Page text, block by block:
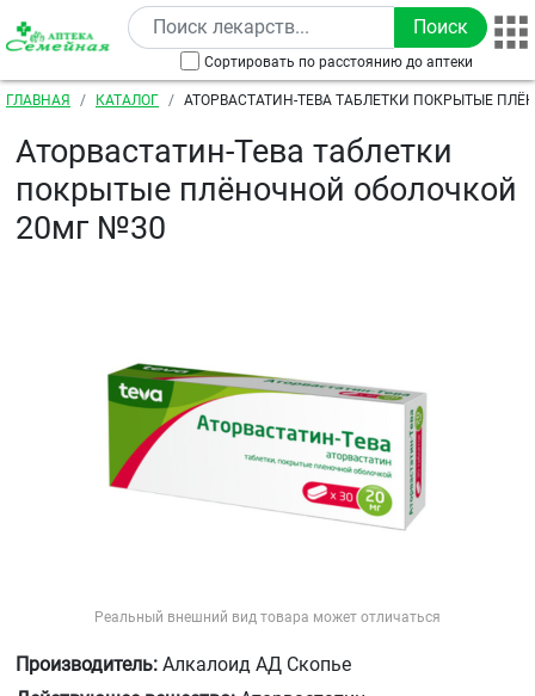
Перейти к основному содержанию
Сортировать по расстоянию до аптеки
Строка навигации
ГЛАВНАЯ КАТАЛОГ
АТОРВАСТАТИН-ТЕВА ТАБЛЕТКИ ПОКРЫТЫЕ
Аторвастатин-Тева таблетки
покрытые плёночной оболочкой
20мг №30
Реальный внешний вид товара может отличаться
Производитель: Алкалоид АД Скопье